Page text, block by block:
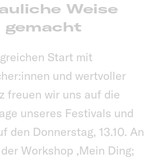
Weise
gemacht
Start mit
und wertvoller
freuen wir uns auf die
unseres Festivals und
den Donnerstag, 13.10. An
Workshop ‚Mein Ding;